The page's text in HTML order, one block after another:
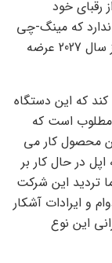
رقبای خود
که مینگ-چی
کو بشنویم که مک بوک تاشو قرار نیست قبل از سال 2027 عرضه
که این دستگاه
و مطلوب است که
محصول کار می
در حال کار بر
تردید این شرکت
و ایرادات آشکار
این نوع